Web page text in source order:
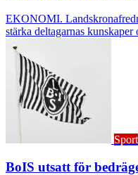
EKONOMI.
stärka deltagarnas
Sport
BoIS utsatt för